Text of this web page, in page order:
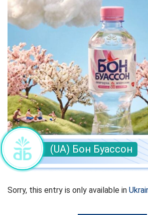
(UA) Бон Буассон
Sorry, this entry is only available in